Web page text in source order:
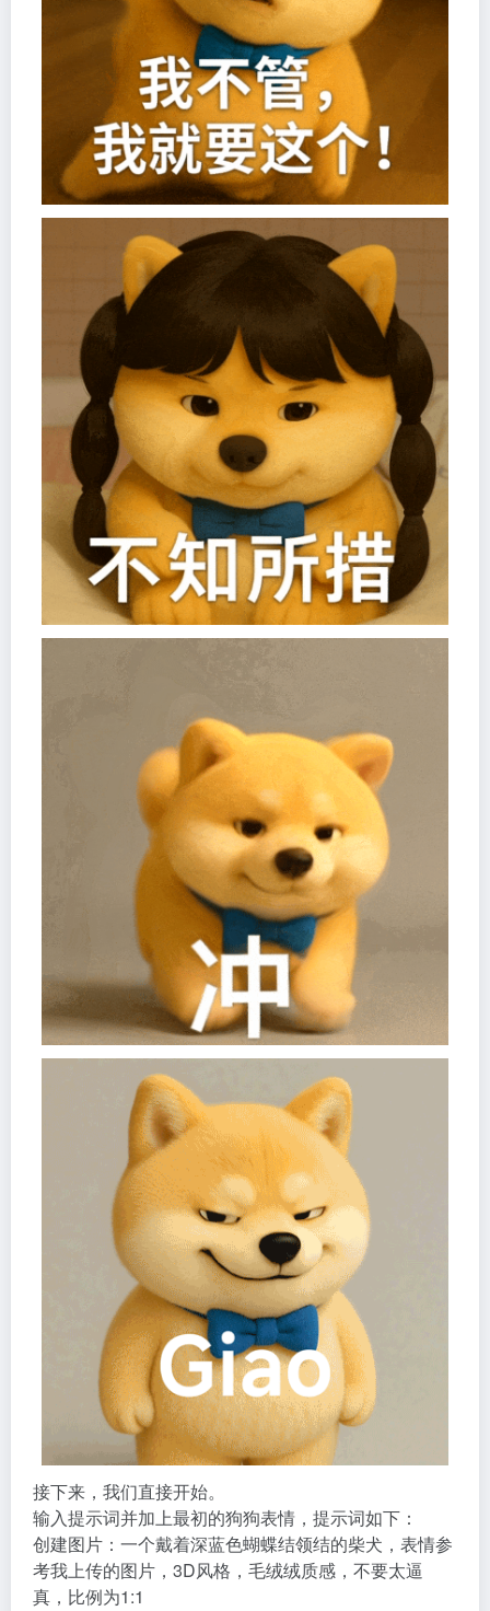
接下来，我们直接开始。
输入提示词并加上最初的狗狗表情，提示词如下：
创建图片：一个戴着深蓝色蝴蝶结领结的柴犬，表情参
考我上传的图片，3D风格，毛绒绒质感，不要太逼
真，比例为1:1